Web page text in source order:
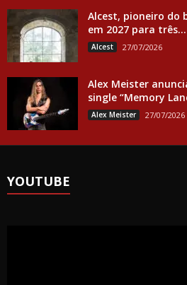
Alcest, pioneiro do
em 2027 para três...
Alcest 27/07/2026
Alex Meister
single “Memory
Alex Meister 27/07/2026
YOUTUBE